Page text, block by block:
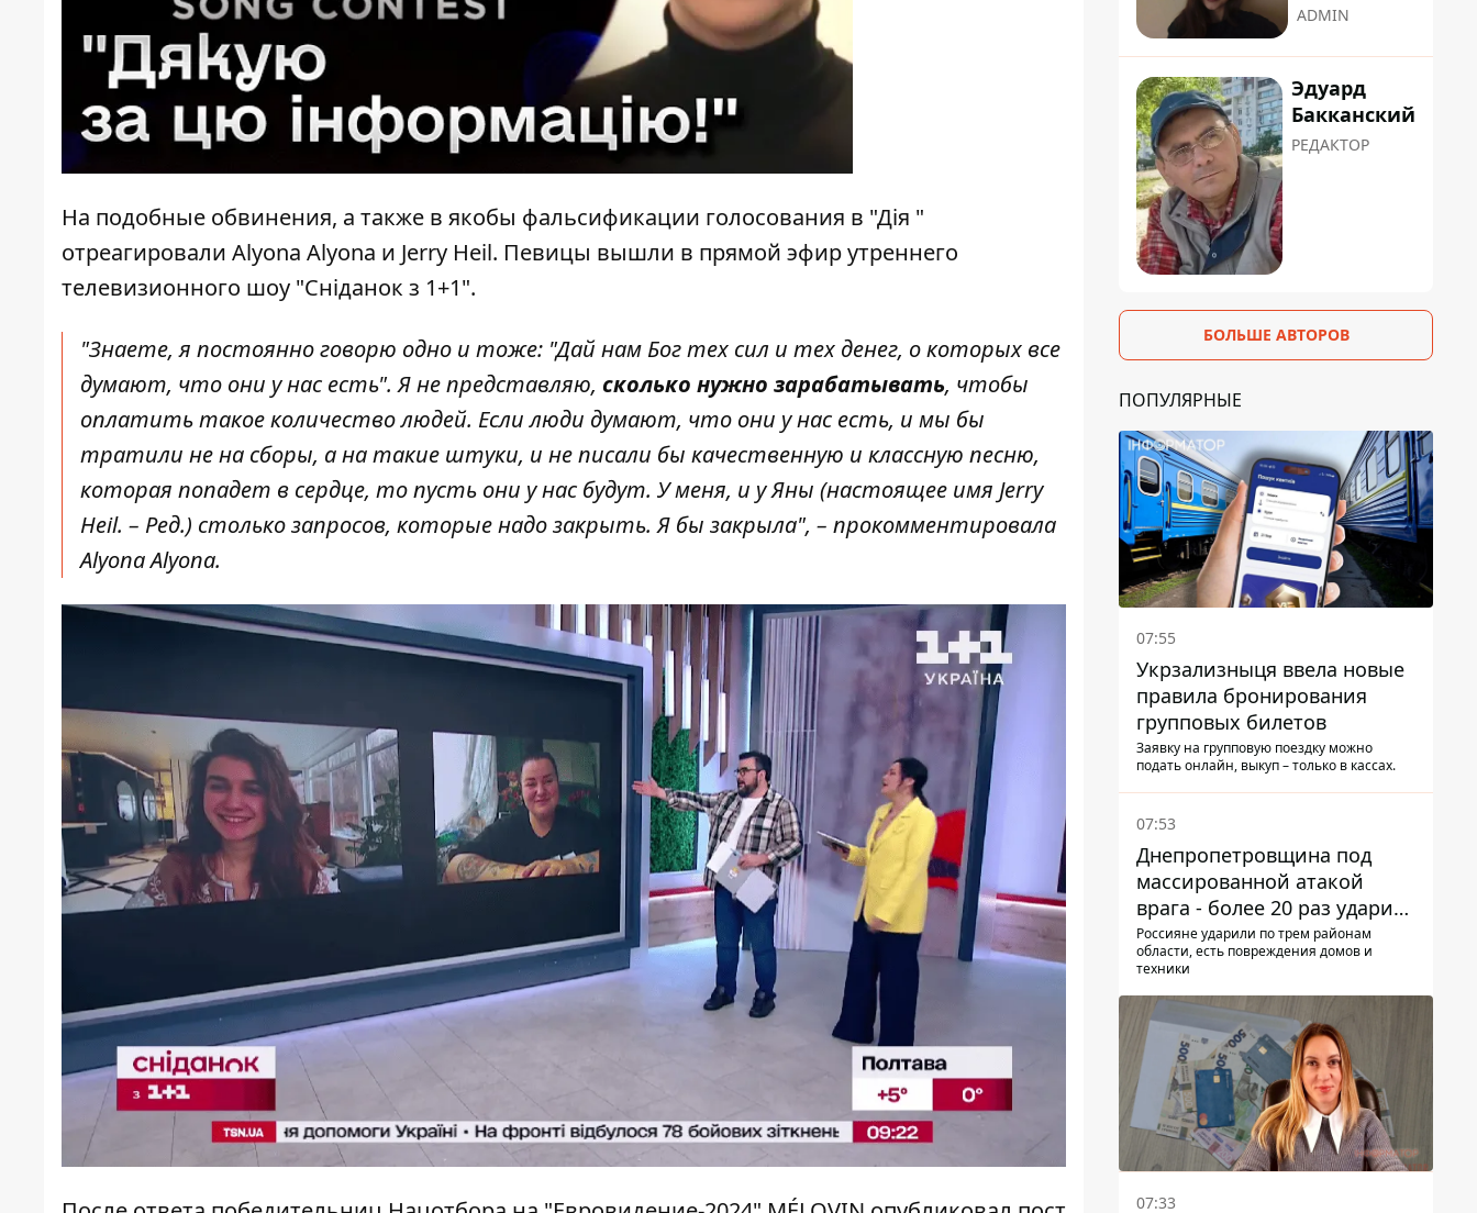
На подобные обвинения, а также в якобы фальсификации голосования в "Дія "
отреагировали Alyona Alyona и Jerry Heil. Певицы вышли в прямой эфир утреннего
телевизионного шоу "Сніданок з 1+1".
"Знаете, я постоянно говорю одно и тоже: "Дай нам Бог тех сил и тех денег, о которых все
думают, что они у нас есть". Я не представляю, сколько нужно зарабатывать, чтобы
оплатить такое количество людей. Если люди думают, что они у нас есть, и мы бы
тратили не на сборы, а на такие штуки, и не писали бы качественную и классную песню,
которая попадет в сердце, то пусть они у нас будут. У меня, и у Яны (настоящее имя Jerry
Heil. – Ред.) столько запросов, которые надо закрыть. Я бы закрыла", – прокомментировала
Alyona Alyona.
ADMIN
Эдуард
Бакканский
РЕДАКТОР
БОЛЬШЕ АВТОРОВ
ПОПУЛЯРНЫЕ
07:55
Укрзализныця ввела новые
правила бронирования
групповых билетов
Заявку на групповую поездку можно
подать онлайн, выкуп – только в кассах.
07:53
Днепропетровщина под
массированной атакой
врага - более 20 раз ударил
дронами и артиллерией
Россияне ударили по трем районам
области, есть повреждения домов и
техники
07:33